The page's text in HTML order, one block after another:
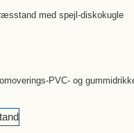
med spejl-diskokugle
PVC- og